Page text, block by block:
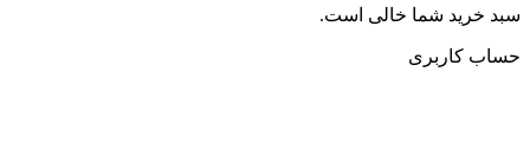
سبد خرید شما خالی است.
حساب کاربری